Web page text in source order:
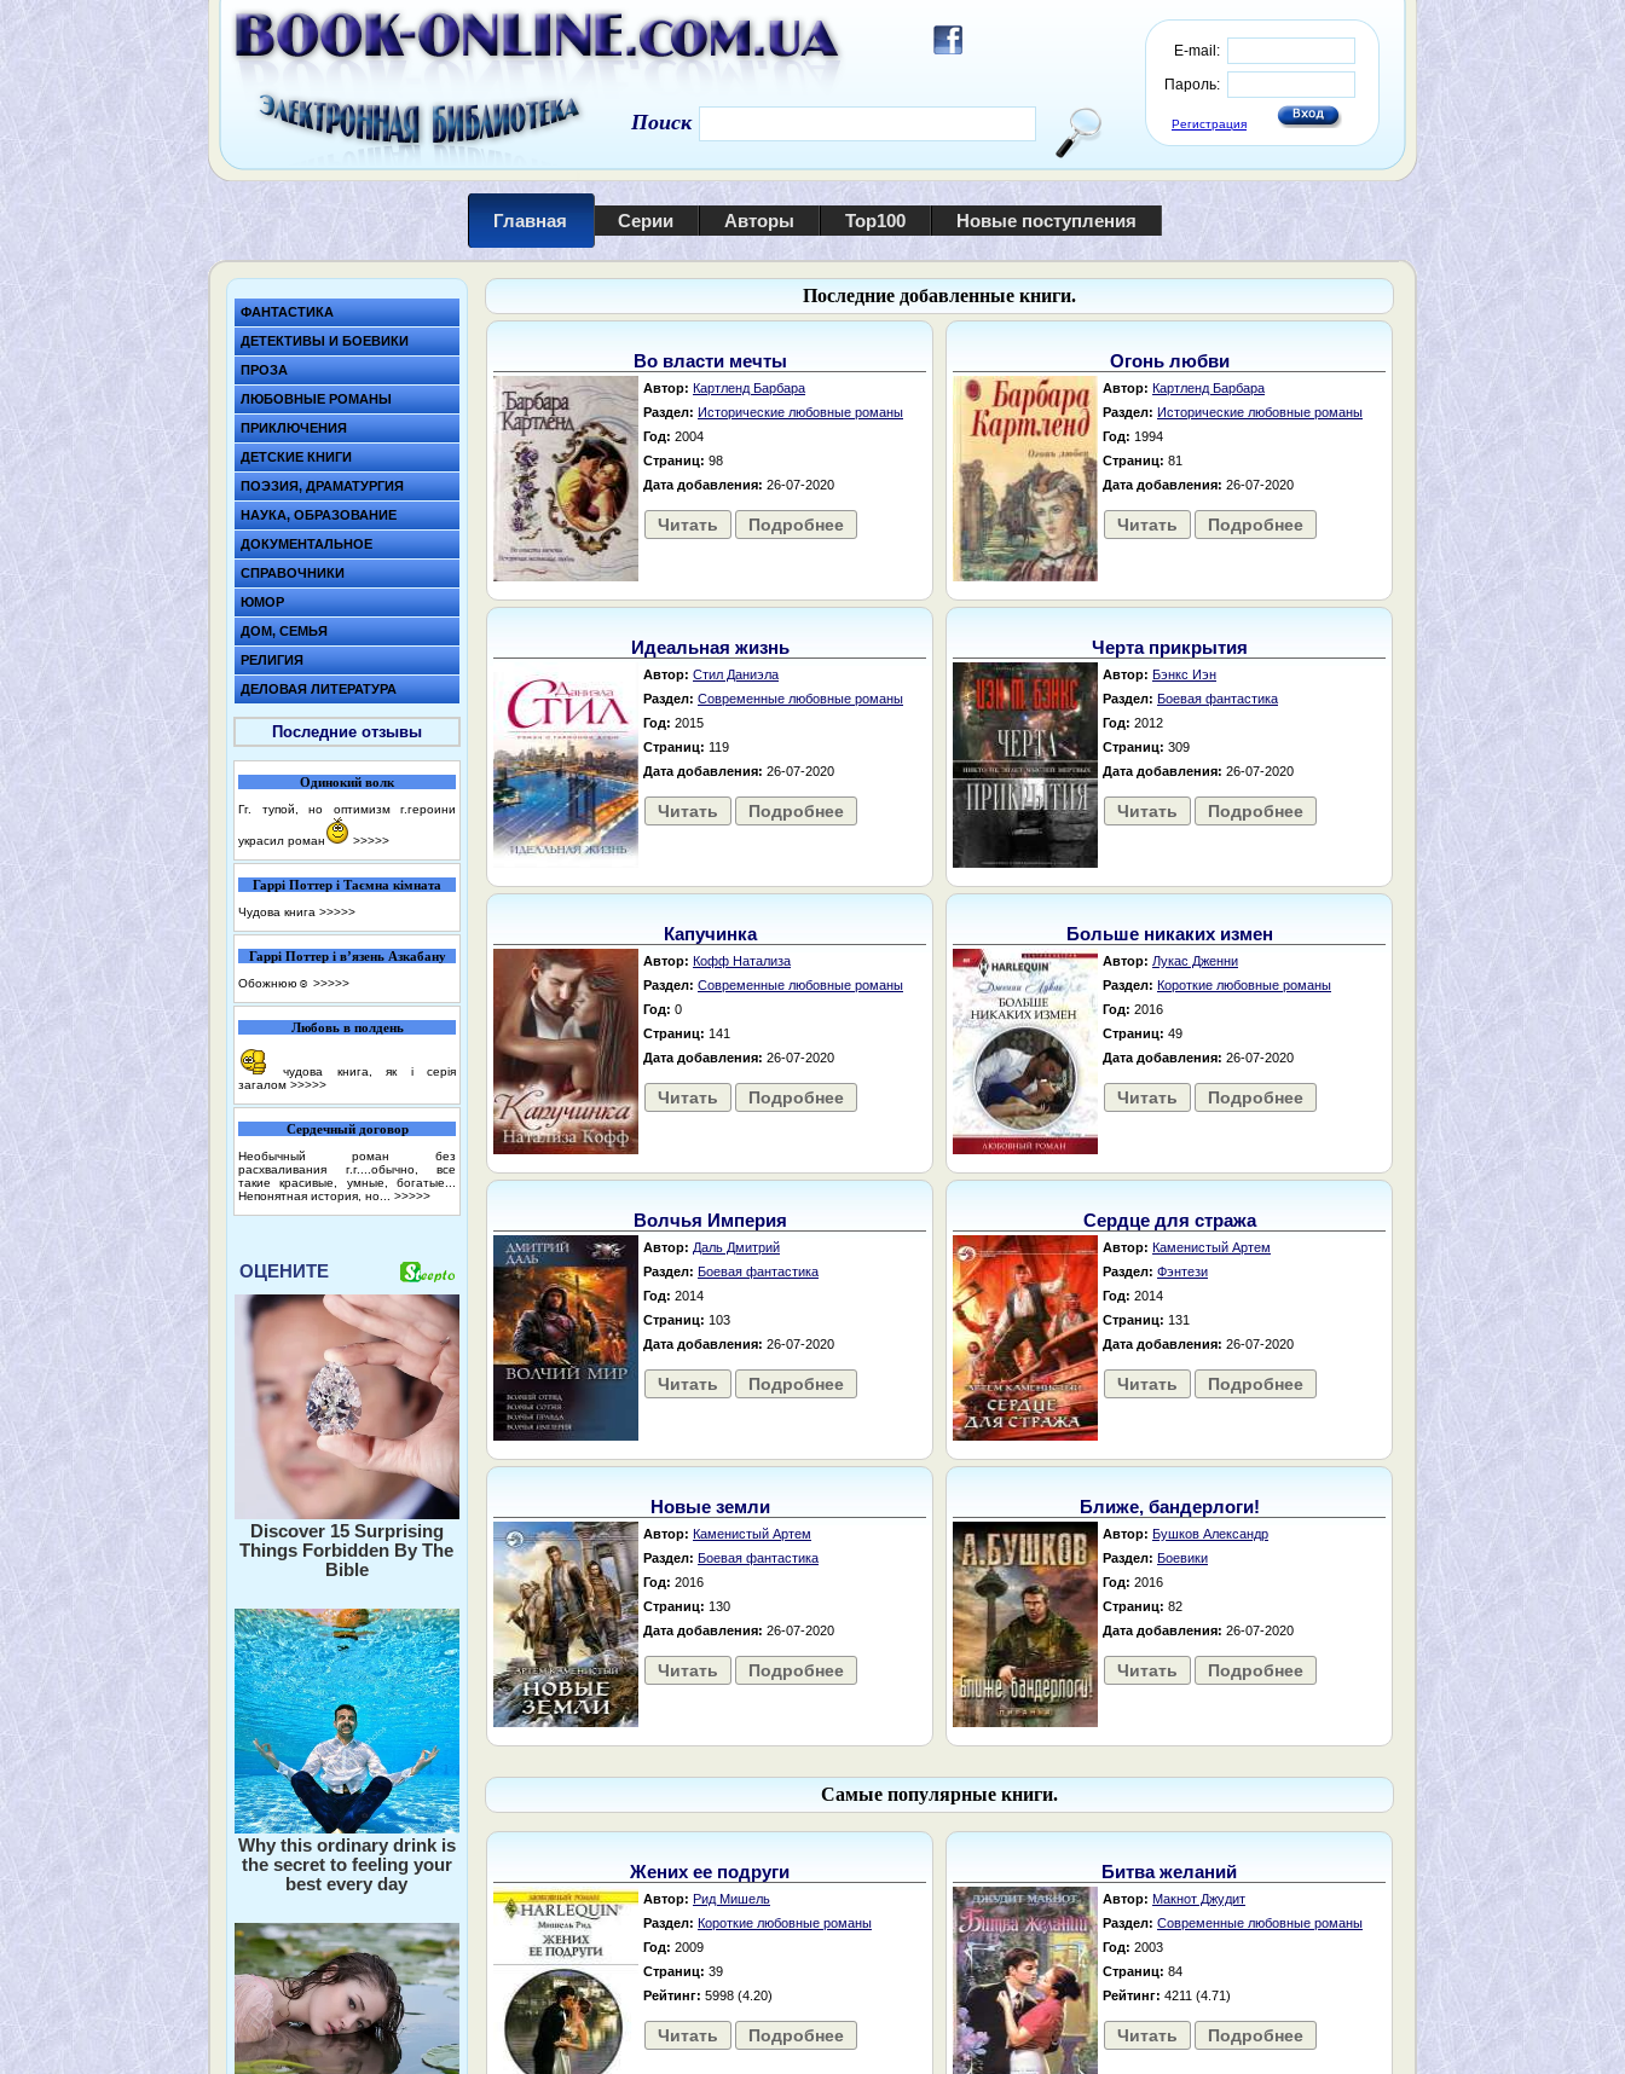
E-mail:
Пароль:
Регистрация
Поиск
Главная Серии Авторы Top100 Новые поступления
ФАНТАСТИКА
ДЕТЕКТИВЫ И БОЕВИКИ
ПРОЗА
ЛЮБОВНЫЕ РОМАНЫ
ПРИКЛЮЧЕНИЯ
ДЕТСКИЕ КНИГИ
ПОЭЗИЯ, ДРАМАТУРГИЯ
НАУКА, ОБРАЗОВАНИЕ
ДОКУМЕНТАЛЬНОЕ
СПРАВОЧНИКИ
ЮМОР
ДОМ, СЕМЬЯ
РЕЛИГИЯ
ДЕЛОВАЯ ЛИТЕРАТУРА
Последние отзывы
Одинокий волк
Гг. тупой, но оптимизм г.героини
украсил роман >>>>>
Гаррі Поттер і Таємна кімната
Чудова книга >>>>>
Гаррі Поттер і в’язень Азкабану
Обожнюю☺️ >>>>>
Любовь в полдень
чудова книга, як і серія
загалом >>>>>
Сердечный договор
Необычный роман без
расхваливания г.г....обычно, все
такие красивые, умные, богатые...
Непонятная история, но... >>>>>
ОЦЕНИТЕ
Discover 15 Surprising
Things Forbidden By The
Bible
Why this ordinary drink is
the secret to feeling your
best every day
Последние добавленные книги.
Во власти мечты
Автор: Картленд Барбара
Раздел: Исторические любовные романы
Год: 2004
Страниц: 98
Дата добавления: 26-07-2020
Читать Подробнее
Огонь любви
Автор: Картленд Барбара
Раздел: Исторические любовные романы
Год: 1994
Страниц: 81
Дата добавления: 26-07-2020
Читать Подробнее
Идеальная жизнь
Автор: Стил Даниэла
Раздел: Современные любовные романы
Год: 2015
Страниц: 119
Дата добавления: 26-07-2020
Читать Подробнее
Черта прикрытия
Автор: Бэнкс Иэн
Раздел: Боевая фантастика
Год: 2012
Страниц: 309
Дата добавления: 26-07-2020
Читать Подробнее
Капучинка
Автор: Кофф Натализа
Раздел: Современные любовные романы
Год: 0
Страниц: 141
Дата добавления: 26-07-2020
Читать Подробнее
Больше никаких измен
Автор: Лукас Дженни
Раздел: Короткие любовные романы
Год: 2016
Страниц: 49
Дата добавления: 26-07-2020
Читать Подробнее
Волчья Империя
Автор: Даль Дмитрий
Раздел: Боевая фантастика
Год: 2014
Страниц: 103
Дата добавления: 26-07-2020
Читать Подробнее
Сердце для стража
Автор: Каменистый Артем
Раздел: Фэнтези
Год: 2014
Страниц: 131
Дата добавления: 26-07-2020
Читать Подробнее
Новые земли
Автор: Каменистый Артем
Раздел: Боевая фантастика
Год: 2016
Страниц: 130
Дата добавления: 26-07-2020
Читать Подробнее
Ближе, бандерлоги!
Автор: Бушков Александр
Раздел: Боевики
Год: 2016
Страниц: 82
Дата добавления: 26-07-2020
Читать Подробнее
Самые популярные книги.
Жених ее подруги
Автор: Рид Мишель
Раздел: Короткие любовные романы
Год: 2009
Страниц: 39
Рейтинг: 5998 (4.20)
Читать Подробнее
Битва желаний
Автор: Макнот Джудит
Раздел: Современные любовные романы
Год: 2003
Страниц: 84
Рейтинг: 4211 (4.71)
Читать Подробнее